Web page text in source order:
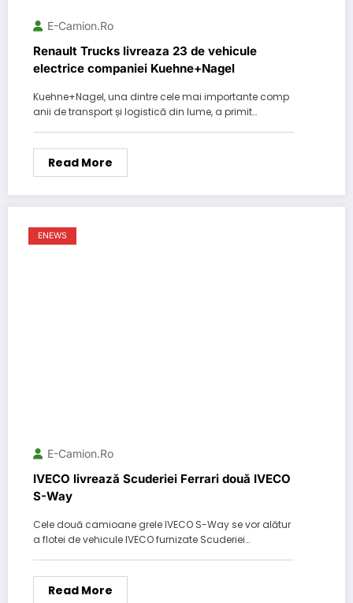
E-Camion.ro
Renault Trucks livreaza 23 de vehicule
electrice companiei Kuehne+Nagel
Kuehne+Nagel, una dintre cele mai importante comp
anii de transport și logistică din lume, a primit…
Read More
ENEWS
E-Camion.ro
IVECO livrează Scuderiei Ferrari două IVECO
S-Way
Cele două camioane grele IVECO S-Way se vor alătur
a flotei de vehicule IVECO furnizate Scuderiei…
Read More